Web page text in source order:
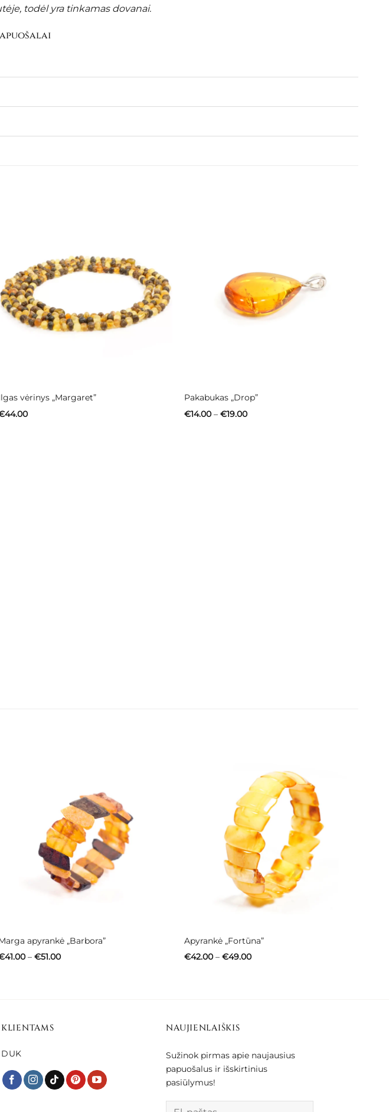
todėl yra tinkamas dovanai.
vėrinys „Margaret”
44.00
Pakabukas „Drop”
€14.00 – €19.00Price
apyrankė „Barbora”
41.00 – €51.00Price
Apyrankė „Fortūna”
€42.00 – €49.00Price
KLIENTAMS
DUK
NAUJIENLAIŠKIS
Sužinok pirmas apie naujausius
papuošalus ir išskirtinius
pasiūlymus!